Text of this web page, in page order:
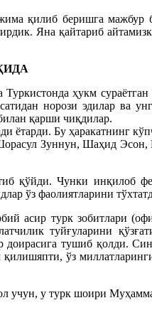
қилиб беришга мажбур
Яна қайтариб
ҳукм
норози эдилар ва
қарши чиқдилар.
ётарди. Бу ҳаракатнинг
Зуннун, Шаҳид Эсон,
қўйди. Чунки инқилоб
ўз фаолиятларини
асир турк зобитлари
туйғуларини
доирасига тушиб
ўз
учун, у турк шоири